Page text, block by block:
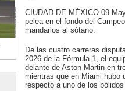
CIUDAD DE MÉXICO 09-
pelea en el fondo del
mandarlos al sótano.
De las cuatro carreras
2026 de la Fórmula 1, el
delante de Aston Martin en
mientras que en Miami hubo
respecto a uno de los